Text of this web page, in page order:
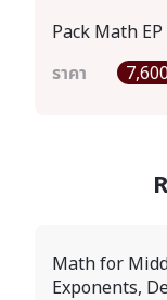
Pack Math EP
ราคา
Math for
Exponents,